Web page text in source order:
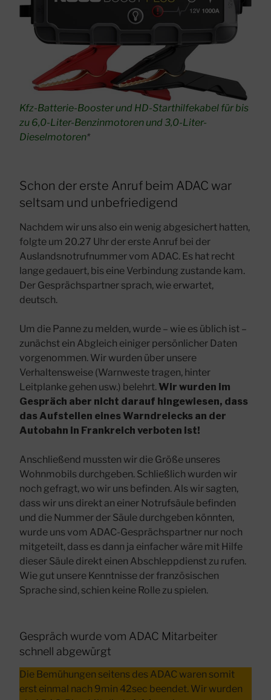
Kfz-Batterie-Booster und HD-Starthilfekabel für bis
zu 6,0-Liter-Benzinmotoren und 3,0-Liter-
Dieselmotoren*
Schon der erste Anruf beim ADAC war
seltsam und unbefriedigend
Nachdem wir uns also ein wenig abgesichert hatten,
folgte um 20.27 Uhr der erste Anruf bei der
Auslandsnotrufnummer vom ADAC. Es hat recht
lange gedauert, bis eine Verbindung zustande kam.
Der Gesprächspartner sprach, wie erwartet,
deutsch.
Um die Panne zu melden, wurde – wie es üblich ist –
zunächst ein Abgleich einiger persönlicher Daten
vorgenommen. Wir wurden über unsere
Verhaltensweise (Warnweste tragen, hinter
Leitplanke gehen usw.) belehrt.Wir wurden im
Gespräch aber nicht darauf hingewiesen, dass
das Aufstellen eines Warndreiecks an der
Autobahn in Frankreich verboten ist!
Anschließend mussten wir die Größe unseres
Wohnmobils durchgeben. Schließlich wurden wir
noch gefragt, wo wir uns befinden. Als wir sagten,
dass wir uns direkt an einer Notrufsäule befinden
und die Nummer der Säule durchgeben könnten,
wurde uns vom ADAC-Gesprächspartner nur noch
mitgeteilt, dass es dann ja einfacher wäre mit Hilfe
dieser Säule direkt einen Abschleppdienst zu rufen.
Wie gut unsere Kenntnisse der französischen
Sprache sind, schien keine Rolle zu spielen.
Gespräch wurde vom ADAC Mitarbeiter
schnell abgewürgt
Die Bemühungen seitens des ADAC waren somit
erst einmal nach 9min 42sec beendet. Wir wurden